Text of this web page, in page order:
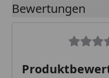
Bewertungen